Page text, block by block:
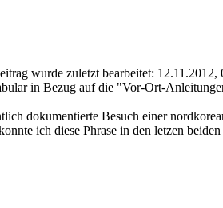
wurde zuletzt bearbeitet: 12.11.2012,
in Bezug auf die "Vor-Ort-
dokumentierte Besuch einer
ich diese Phrase in den letzen